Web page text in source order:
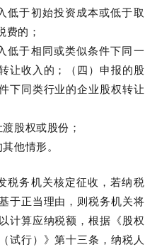
低于初始投资成本或低于取
费的；
低于相同或类似条件下同一
让收入的；（四）申报的股
下同类行业的企业股权转让
股权或股份；
他情形。
税务机关核定征收，若纳税
于正当理由，则税务机关将
计算应纳税额，根据《股权
试行）》第十三条，纳税人